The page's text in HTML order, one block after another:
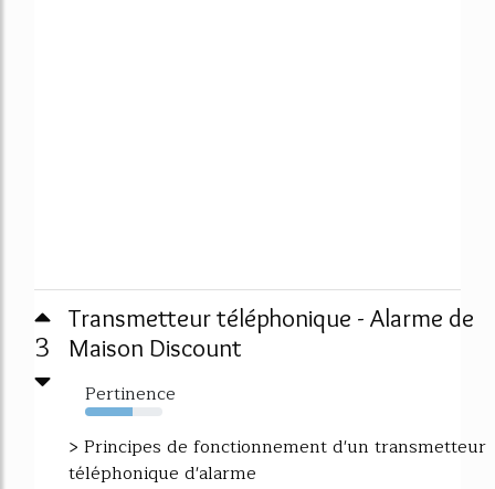
3
Transmetteur téléphonique - Alarme de
Maison Discount
Pertinence
61%
> Principes de fonctionnement d'un transmetteur
téléphonique d'alarme